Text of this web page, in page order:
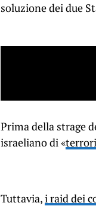
soluzione dei due
Prima della strage
israeliano di «
Tuttavia,i raid dei